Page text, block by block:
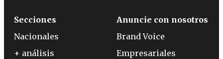
Secciones
Nacionales
+ análisis
Anuncie con nosotros
Brand Voice
Empresariales